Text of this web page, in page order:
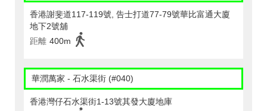
香港謝斐道117-119號, 告士打道77-79號華比富通大廈
地下2號舖
距離 400m
華潤萬家 - 石水渠街 (#040)
香港灣仔石水渠街1-13號其發大廈地庫